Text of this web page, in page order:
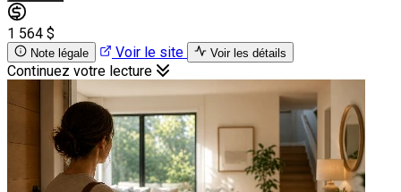
1 564 $
Note légale Voir le site Voir les détails
Continuez votre lecture